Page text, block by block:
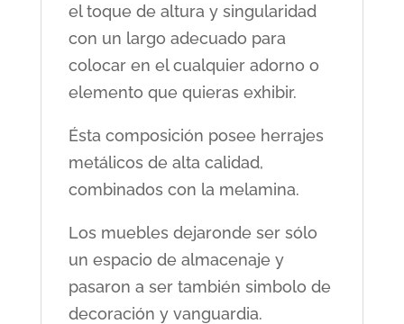
el toque de altura y singularidad
con un largo adecuado para
colocar en el cualquier adorno o
elemento que quieras exhibir.
Ésta composición posee herrajes
metálicos de alta calidad,
combinados con la melamina.
Los muebles dejaronde ser sólo
un espacio de almacenaje y
pasaron a ser también simbolo de
decoración y vanguardia.